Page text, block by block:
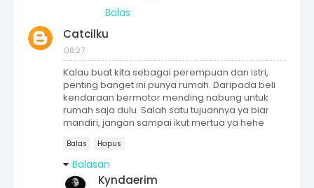
Balas
Catcilku
08:27
Kalau buat kita sebagai perempuan dan istri,
penting banget ini punya rumah. Daripada beli
kendaraan bermotor mending nabung untuk
rumah saja dulu. Salah satu tujuannya ya biar
mandiri, jangan sampai ikut mertua ya hehe
Balas Hapus
Balasan
Kyndaerim